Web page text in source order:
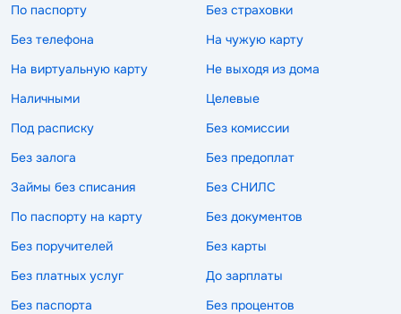
По паспорту
Без страховки
Без телефона
На чужую карту
На виртуальную карту
Не выходя из дома
Наличными
Целевые
Под расписку
Без комиссии
Без залога
Без предоплат
Займы без списания
Без СНИЛС
По паспорту на карту
Без документов
Без поручителей
Без карты
Без платных услуг
До зарплаты
Без паспорта
Без процентов